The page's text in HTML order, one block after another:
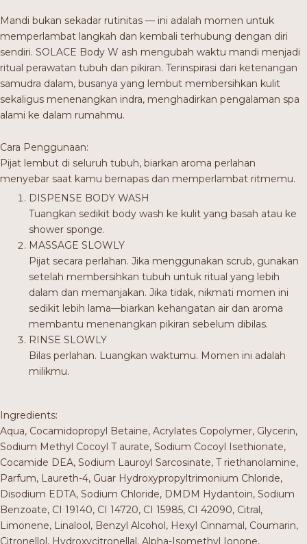
Mandi bukan sekadar rutinitas — ini adalah momen untuk
memperlambat langkah dan kembali terhubung dengan diri
sendiri. SOLACE Body W ash mengubah waktu mandi menjadi
ritual perawatan tubuh dan pikiran. Terinspirasi dari ketenangan
samudra dalam, busanya yang lembut membersihkan kulit
sekaligus menenangkan indra, menghadirkan pengalaman spa
alami ke dalam rumahmu.
Cara Penggunaan:
Pijat lembut di seluruh tubuh, biarkan aroma perlahan
menyebar saat kamu bernapas dan memperlambat ritmemu.
DISPENSE BODY WASH
Tuangkan sedikit body wash ke kulit yang basah atau ke
shower sponge.
MASSAGE SLOWLY
Pijat secara perlahan. Jika menggunakan scrub, gunakan
setelah membersihkan tubuh untuk ritual yang lebih
dalam dan memanjakan. Jika tidak, nikmati momen ini
sedikit lebih lama—biarkan kehangatan air dan aroma
membantu menenangkan pikiran sebelum dibilas.
RINSE SLOWLY
Bilas perlahan. Luangkan waktumu. Momen ini adalah
milikmu.
Ingredients:
Aqua, Cocamidopropyl Betaine, Acrylates Copolymer, Glycerin,
Sodium Methyl Cocoyl T aurate, Sodium Cocoyl Isethionate,
Cocamide DEA, Sodium Lauroyl Sarcosinate, T riethanolamine,
Parfum, Laureth-4, Guar Hydroxypropyltrimonium Chloride,
Disodium EDTA, Sodium Chloride, DMDM Hydantoin, Sodium
Benzoate, CI 19140, CI 14720, CI 15985, CI 42090, Citral,
Limonene, Linalool, Benzyl Alcohol, Hexyl Cinnamal, Coumarin,
Citronellol, Hydroxycitronellal, Alpha-Isomethyl Ionone,